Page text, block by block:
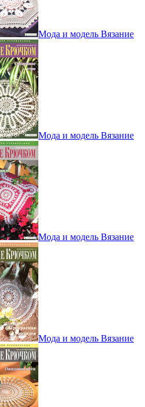
Мода и модель Вязание
Мода и модель Вязание
Мода и модель Вязание
Мода и модель Вязание